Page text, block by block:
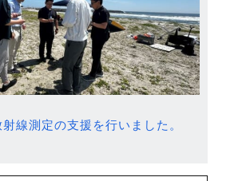
線測定の支援を行いました。